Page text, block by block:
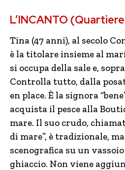
L’INCANTO
Tina (47 anni), al secolo
è la titolare insieme al
si occupa della sale e,
Controlla tutto, dalla
en place. È la signora
acquista il pesce alla
mare. Il suo crudo,
di mare”, è tradizionale,
scenografica su un
ghiaccio. Non viene